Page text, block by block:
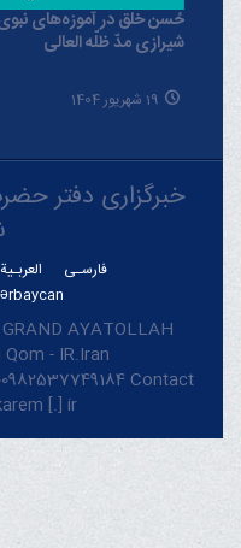
حُسن خلق در آموزه‌های نبوی
شیرازی مدّ ظلّه العالی
19 شهریور 1404
خبرگزاری دفتر
فارسـی العربـیة
AYATOLLAH
- IR.Iran.
Contact
[.] ir